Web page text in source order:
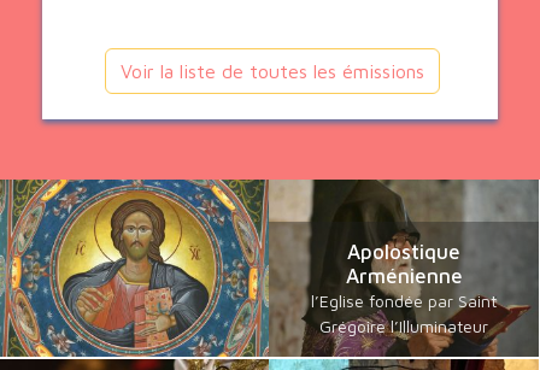
Voir la liste de toutes les émissions
Apolostique
Arménienne
l’Eglise fondée par Saint
Grégoire l’Illuminateur